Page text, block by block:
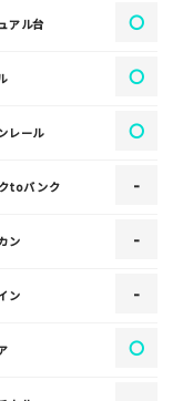
※任意]
※任意]
アル台 〇
〇
レール 〇
toバンク -
ン -
ン -
〇